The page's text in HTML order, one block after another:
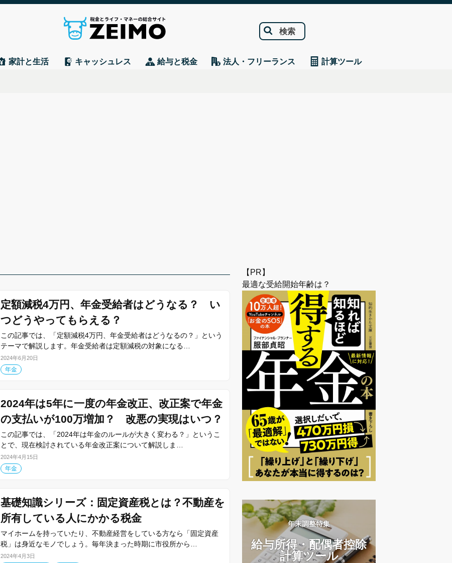
検索
家計と生活 キャッシュレス 給与と税金 法人・フリーランス 計算ツール
定額減税4万円、年金受給者はどうなる？ い
つどうやってもらえる？
この記事では、「定額減税4万円、年金受給者はどうなるの？」という
テーマで解説します。年金受給者は定額減税の対象になる…
2024年6月20日
年金
2024年は5年に一度の年金改正、改正案で年金
の支払いが100万増加？ 改悪の実現はいつ？
この記事では、「2024年は年金のルールが大きく変わる？」というこ
とで、現在検討されている年金改正案について解説しま…
2024年4月15日
年金
基礎知識シリーズ：固定資産税とは？不動産を
所有している人にかかる税金
マイホームを持っていたり、不動産経営をしている方なら「固定資産
税」は身近なモノでしょう。毎年決まった時期に市役所から…
2024年4月3日
【PR】
最適な受給開始年齢は？
年末調整特集
給与所得・配偶者控除
計算ツール